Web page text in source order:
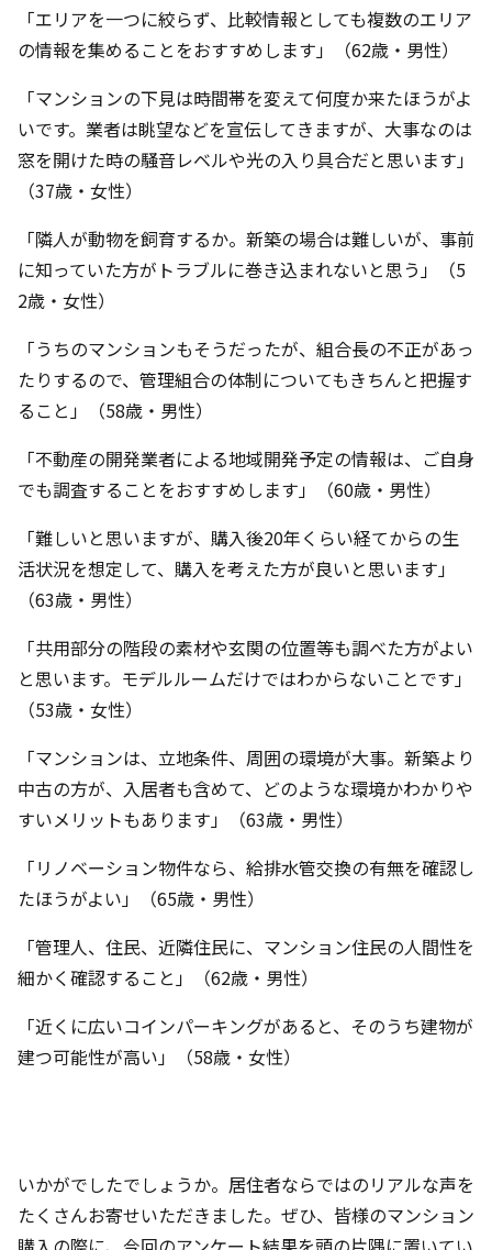
「エリアを一つに絞らず、比較情報としても複数のエリア
の情報を集めることをおすすめします」（62歳・男性）
「マンションの下見は時間帯を変えて何度か来たほうがよ
いです。業者は眺望などを宣伝してきますが、大事なのは
窓を開けた時の騒音レベルや光の入り具合だと思います」
（37歳・女性）
「隣人が動物を飼育するか。新築の場合は難しいが、事前
に知っていた方がトラブルに巻き込まれないと思う」（5
2歳・女性）
「うちのマンションもそうだったが、組合長の不正があっ
たりするので、管理組合の体制についてもきちんと把握す
ること」（58歳・男性）
「不動産の開発業者による地域開発予定の情報は、ご自身
でも調査することをおすすめします」（60歳・男性）
「難しいと思いますが、購入後20年くらい経てからの生
活状況を想定して、購入を考えた方が良いと思います」
（63歳・男性）
「共用部分の階段の素材や玄関の位置等も調べた方がよい
と思います。モデルルームだけではわからないことです」
（53歳・女性）
「マンションは、立地条件、周囲の環境が大事。新築より
中古の方が、入居者も含めて、どのような環境かわかりや
すいメリットもあります」（63歳・男性）
「リノベーション物件なら、給排水管交換の有無を確認し
たほうがよい」（65歳・男性）
「管理人、住民、近隣住民に、マンション住民の人間性を
細かく確認すること」（62歳・男性）
「近くに広いコインパーキングがあると、そのうち建物が
建つ可能性が高い」（58歳・女性）
いかがでしたでしょうか。居住者ならではのリアルな声を
たくさんお寄せいただきました。ぜひ、皆様のマンション